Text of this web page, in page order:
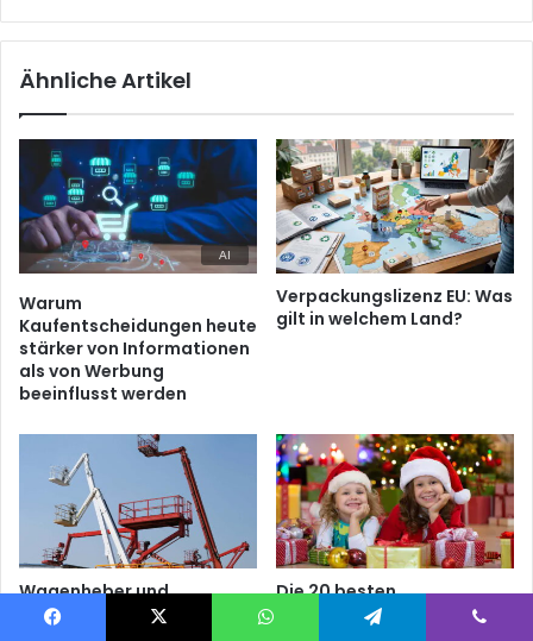
Ähnliche Artikel
Warum
Kaufentscheidungen heute
stärker von Informationen
als von Werbung
beeinflusst werden
Verpackungslizenz EU: Was
gilt in welchem Land?
Wagenheber und
Hebebühnen mieten statt
Die 20 besten
Weihnachtsgeschenke für